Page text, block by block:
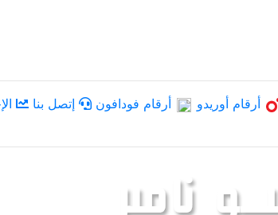
أرقام أوريدو أرقام فودافون إتصل بنا